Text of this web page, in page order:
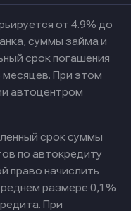
от 4.9% до
суммы займа и
срок погашения
При этом
автоцентром
срок суммы
по автокредиту
право начислить
размере 0,1%
При